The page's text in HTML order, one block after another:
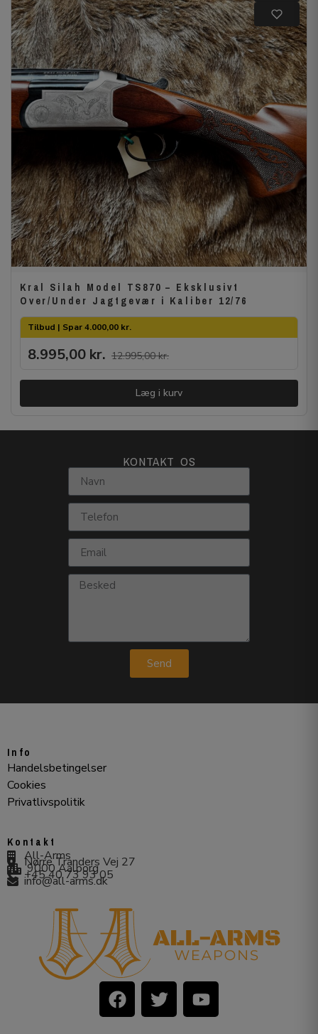
Kral Silah Model TS870 – Eksklusivt
Over/Under Jagtgevær i Kaliber 12/76
Tilbud | Spar 4.000,00 kr.
8.995,00 kr. 12.995,00kr.
Læg i kurv
KONTAKT OS
Send
Info
Handelsbetingelser
Cookies
Privatlivspolitik
Kontakt
All-Arms
Nørre Tranders Vej 27
9000 Aalborg
+45 40 73 93 05
info@all-arms.dk